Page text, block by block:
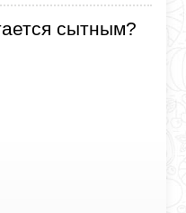
сытным?